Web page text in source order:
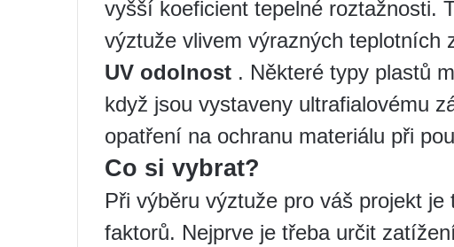
vyšší koeficient tepelné roztažnosti.
výztuže vlivem výrazných teplotních
UV odolnost . Některé typy plastů
když jsou vystaveny ultrafialovému
opatření na ochranu materiálu při
Co si vybrat?
Při výběru výztuže pro váš projekt
faktorů. Nejprve je třeba určit